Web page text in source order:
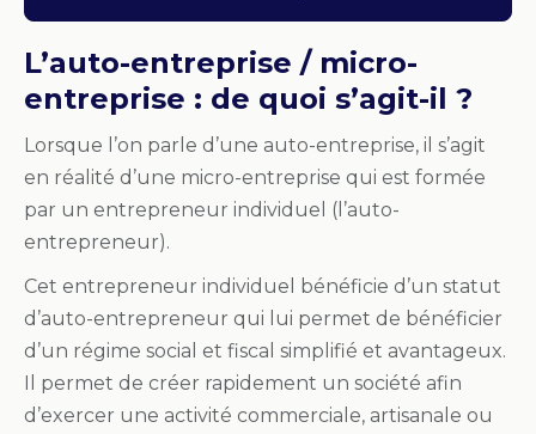
L’auto-entreprise / micro-
entreprise : de quoi s’agit-il ?
Lorsque l’on parle d’une auto-entreprise, il s’agit
en réalité d’une micro-entreprise qui est formée
par un entrepreneur individuel (l’auto-
entrepreneur).
Cet entrepreneur individuel bénéficie d’un statut
d’auto-entrepreneur qui lui permet de bénéficier
d’un régime social et fiscal simplifié et avantageux.
Il permet de créer rapidement un société afin
d’exercer une activité commerciale, artisanale ou